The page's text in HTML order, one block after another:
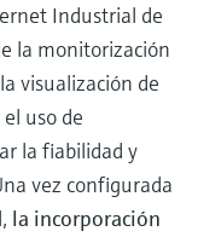
Industrial de
la monitorización
visualización de
uso de
la fiabilidad y
vez configurada
la incorporación